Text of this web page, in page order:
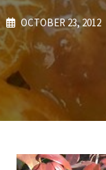
OCTOBER 23, 2012